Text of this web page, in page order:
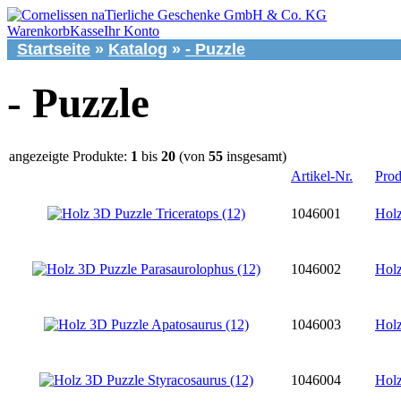
WarenkorbKasseIhr Konto
Startseite » Katalog » - Puzzle
- Puzzle
angezeigte Produkte: 1 bis 20 (von 55 insgesamt)
Artikel-Nr.
1046001
1046002
1046003
1046004